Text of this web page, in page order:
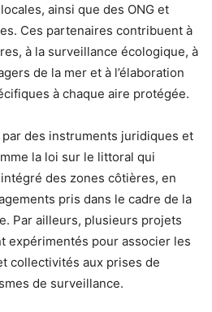
ainsi que des ONG et
Ces partenaires contribuent à
à la surveillance écologique, à
de la mer et à l’élaboration
à chaque aire protégée.
des instruments juridiques et
la loi sur le littoral qui
des zones côtières, en
pris dans le cadre de la
Par ailleurs, plusieurs projets
expérimentés pour associer les
collectivités aux prises de
de surveillance.